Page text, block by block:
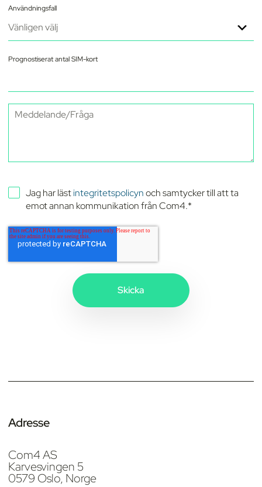
Användningsfall
Prognostiserat antal SIM-kort
Jag har lästintegritetspolicynoch samtycker till att ta
emot annan kommunikation från Com4.*
Adresse
Com4 AS
Karvesvingen 5
0579 Oslo, Norge